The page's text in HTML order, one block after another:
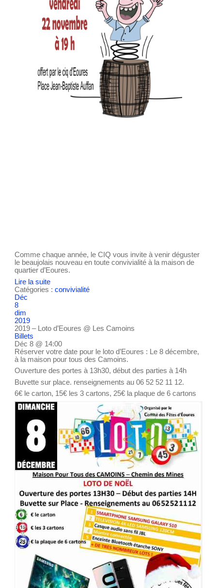
Comme chaque année, le CIQ vous invite à venir déguster
le beaujolais nouveau en toute convivialité à la maison de
quartier d’Eoures.
Lire la suite
Catégories : convivialité
Déc
8
dim
2019
2019 – Loto d’Eoures @ Les Camoins
Billets
Déc 8 @ 14:00
Réserver votre date pour le loto d’Eoures : Le 8 décembre,
à la maison pour tous des Camoins.
Ouverture des portes à 13h30, début des parties à 14h
Buvette sur place. renseignements au 06 52 52 11 12.
6€ le carton, 15€ les 3 cartons, 25€ la plaque de 6 cartons